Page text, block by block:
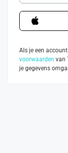
Als je een
voorwaarden van
je gegevens